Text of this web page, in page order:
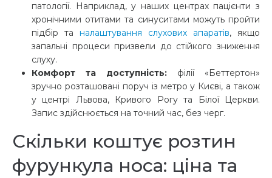
патології. Наприклад, у наших центрах пацієнти з
хронічними отитами та синуситами можуть пройти
підбір та
налаштування слухових апаратів, якщо
запальні процеси призвели до стійкого зниження
слуху.
Комфорт та доступність: філії «Беттертон»
зручно розташовані поруч із метро у Києві, а також
у центрі Львова, Кривого Рогу та Білої Церкви.
Запис здійснюється на точний час, без черг.
Скільки коштує розтин
фурункула носа: ціна та